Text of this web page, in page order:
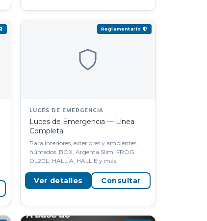
Reglamentario
LUCES DE EMERGENCIA
Luces de Emergencia — Línea
Completa
Para interiores, exteriores y ambientes
húmedos. BOX, Argenta Slim, FROG,
DL20L, HALL A, HALL E y más.
Ver detalles Consultar